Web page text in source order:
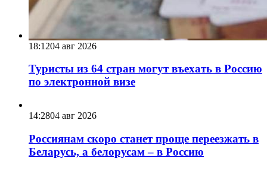
18:1204 авг 2026
Туристы из 64 стран могут въехать в Россию
по электронной визе
14:2804 авг 2026
Россиянам скоро станет проще переезжать в
Беларусь, а белорусам – в Россию